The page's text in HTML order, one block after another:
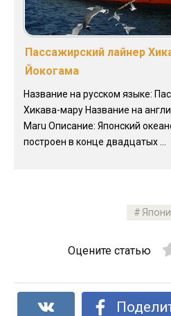
Пассажирский лайнер
Йокогама
Название на русском языке:
Хикава-мару Название на
Maru Описание: Японский
построен в конце двадцатых ...
Оцените статью